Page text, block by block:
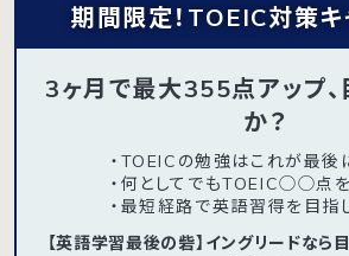
期間限定！TOEIC対策キ
3ヶ月で最大355点アップ、
か？
・TOEICの勉強はこれが最後
・何としてでもTOEIC◯◯点
・最短経路で英語習得を目指
【英語学習最後の砦】イングリードなら